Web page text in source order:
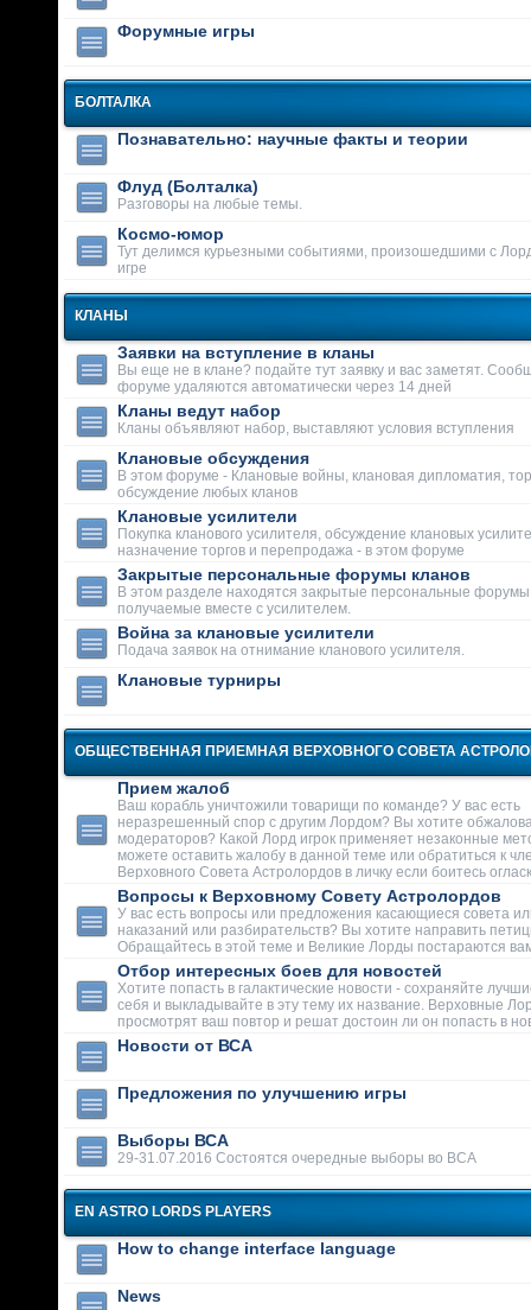
Форумные игры
БОЛТАЛКА
Познавательно: научные факты и теории
Флуд (Болталка)
Разговоры на любые темы.
Космо-юмор
Тут делимся курьезными событиями, произошедшими с
игре
КЛАНЫ
Заявки на вступление в кланы
Вы еще не в клане? подайте тут заявку и вас заметят.
форуме удаляются автоматически через 14 дней
Кланы ведут набор
Кланы объявляют набор, выставляют условия вступления
Клановые обсуждения
В этом форуме - Клановые войны, клановая дипломатия,
обсуждение любых кланов
Клановые усилители
Покупка кланового усилителя, обсуждение клановых
назначение торгов и перепродажа - в этом форуме
Закрытые персональные форумы кланов
В этом разделе находятся закрытые персональные форумы
получаемые вместе с усилителем.
Война за клановые усилители
Подача заявок на отнимание кланового усилителя.
Клановые турниры
ОБЩЕСТВЕННАЯ ПРИЕМНАЯ ВЕРХОВНОГО СОВЕТА
Прием жалоб
Ваш корабль уничтожили товарищи по команде? У вас есть
неразрешенный спор с другим Лордом? Вы хотите
модераторов? Какой Лорд игрок применяет незаконные
можете оставить жалобу в данной теме или обратиться к
Верховного Совета Астролордов в личку если боитесь
Вопросы к Верховному Совету Астролордов
У вас есть вопросы или предложения касающиеся совета
наказаний или разбирательств? Вы хотите направить
Обращайтесь в этой теме и Великие Лорды постараются
Отбор интересных боев для новостей
Хотите попасть в галактические новости - сохраняйте
себя и выкладывайте в эту тему их название. Верховные
просмотрят ваш повтор и решат достоин ли он попасть в
Новости от ВСА
Предложения по улучшению игры
Выборы ВСА
29-31.07.2016 Состоятся очередные выборы во ВСА
EN ASTRO LORDS PLAYERS
How to change interface language
News